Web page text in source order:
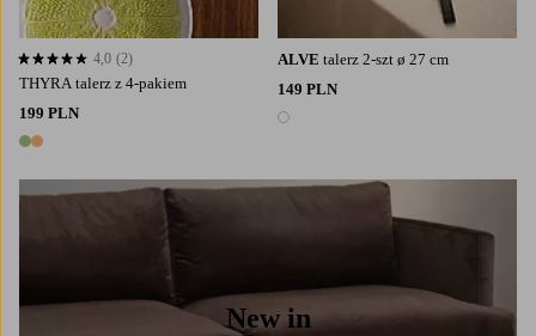
THYRA talerz z 4-pakiem
199 PLN
2 kolory
4,0 opierając się na 2 ocenach
4,0 (2) ALVE talerz 2-szt ø 27 cm
149 PLN
1 kolor
New in